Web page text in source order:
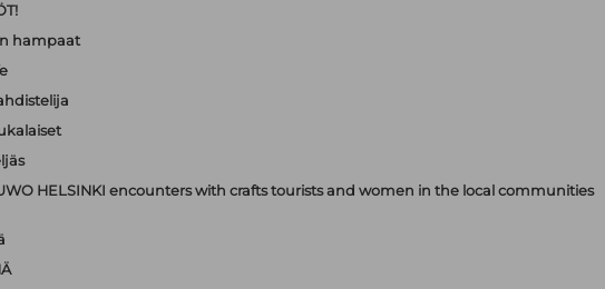
hampaat
HELSINKI encounters with crafts tourists and women in the local communities